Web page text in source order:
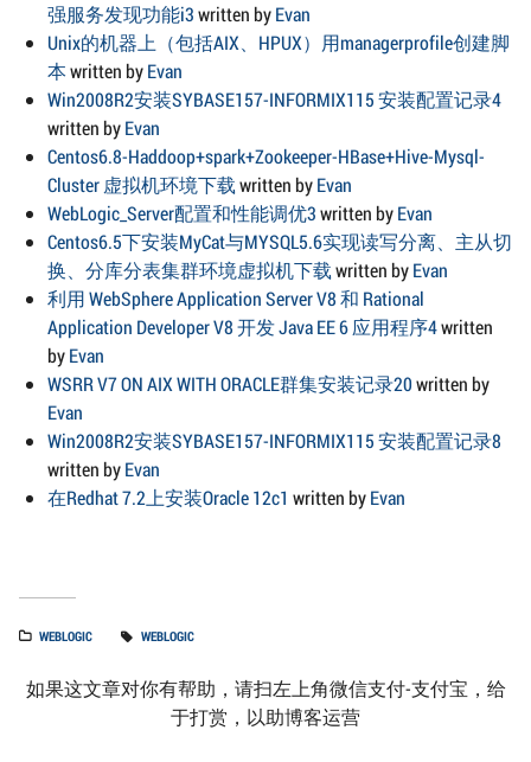
强服务发现功能i3written byEvan
Unix的机器上（包括AIX、HPUX）用managerprofile创建脚
本written byEvan
Win2008R2安装SYBASE157-INFORMIX115 安装配置记录4
written byEvan
Centos6.8-Haddoop+spark+Zookeeper-HBase+Hive-Mysql-
Cluster 虚拟机环境下载written byEvan
WebLogic_Server配置和性能调优3written byEvan
Centos6.5下安装MyCat与MYSQL5.6实现读写分离、主从切
换、分库分表集群环境虚拟机下载written byEvan
利用 WebSphere Application Server V8 和 Rational
Application Developer V8 开发 Java EE 6 应用程序4written
byEvan
WSRR V7 ON AIX WITH ORACLE群集安装记录20written by
Evan
Win2008R2安装SYBASE157-INFORMIX115 安装配置记录8
written byEvan
在Redhat 7.2上安装Oracle 12c1 written byEvan
WEBLOGIC WEBLOGIC
如果这文章对你有帮助，请扫左上角微信支付-支付宝，给
于打赏，以助博客运营